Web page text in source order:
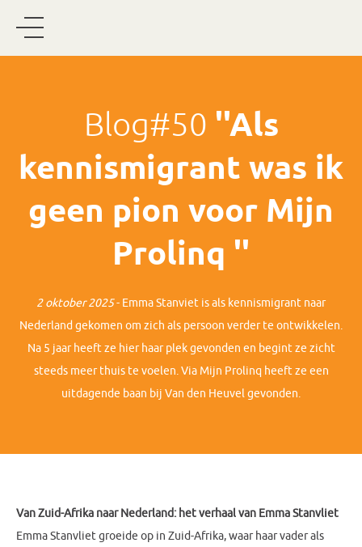
Blog#50 ''Als
kennismigrant was ik
geen pion voor Mijn
Prolinq ''
2 oktober 2025- Emma Stanviet is als kennismigrant naar
Nederland gekomen om zich als persoon verder te ontwikkelen.
Na 5 jaar heeft ze hier haar plek gevonden en begint ze zicht
steeds meer thuis te voelen. Via Mijn Prolinq heeft ze een
uitdagende baan bij Van den Heuvel gevonden.
Van Zuid-Afrika naar Nederland: het verhaal van Emma Stanvliet
Emma Stanvliet groeide op in Zuid-Afrika, waar haar vader als